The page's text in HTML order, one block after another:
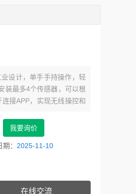
设计，单手手持操作，轻
装最多4个传感器，可以根
接APP，实现无线操控和
器，消除CO对SO2传感
。
我要询价
： 2025-11-10
在线交流